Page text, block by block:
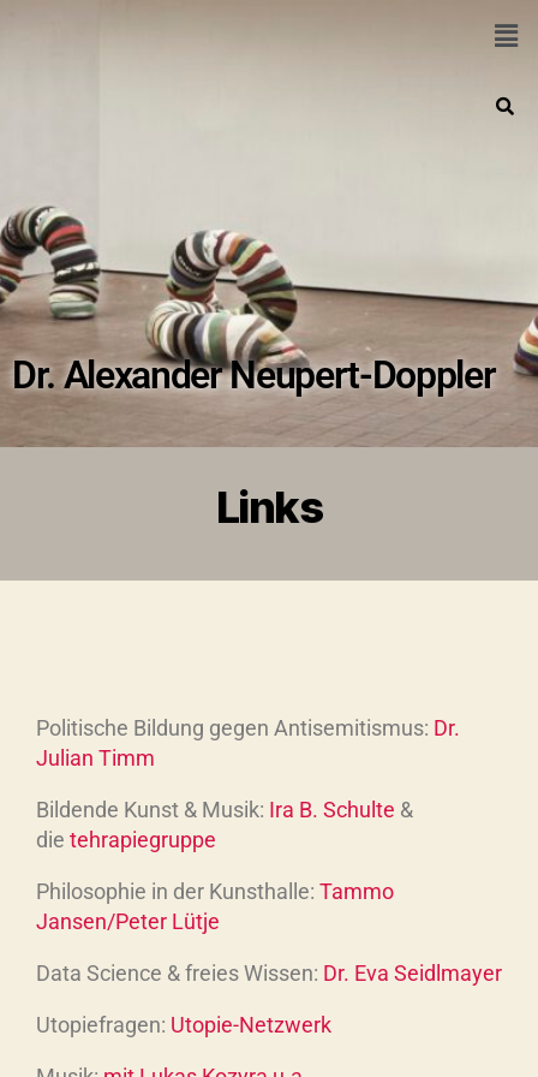
Dr. Alexander Neupert-Doppler
Links
Politische Bildung gegen Antisemitismus: Dr.
Julian Timm
Bildende Kunst & Musik: Ira B. Schulte &
die tehrapiegruppe
Philosophie in der Kunsthalle: Tammo
Jansen/Peter Lütje
Data Science & freies Wissen: Dr. Eva Seidlmayer
Utopiefragen: Utopie-Netzwerk